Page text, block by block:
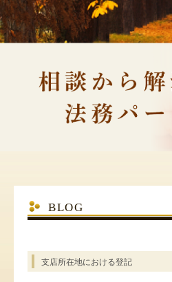
BLOG
支店所在地における登記